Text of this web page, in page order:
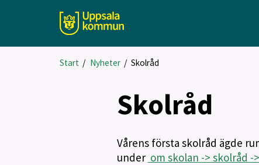
Start / Nyheter/ Skolråd
Skolråd
Vårens första skolråd ägde
under om skolan -> skolråd